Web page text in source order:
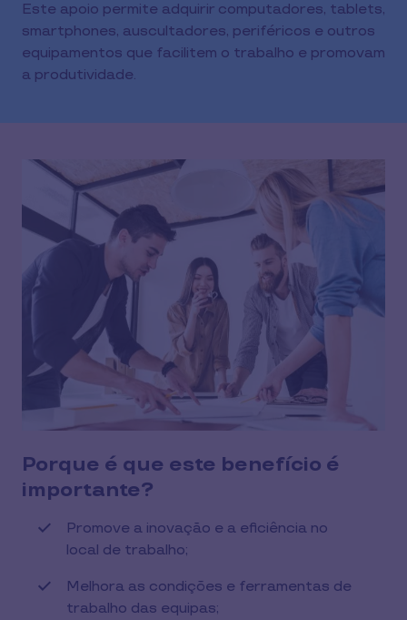
Este apoio permite adquirir computadores, tablets,
smartphones, auscultadores, periféricos e outros
equipamentos que facilitem o trabalho e promovam
a produtividade.
Porque é que este benefício é
importante?
Promove a inovação e a eficiência no
local de trabalho;
Melhora as condições e ferramentas de
trabalho das equipas;